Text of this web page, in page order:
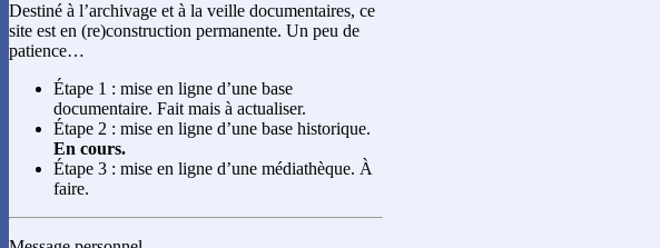
Destiné à l’archivage et à la veille documentaires, ce
site est en (re)construction permanente. Un peu de
patience…
Étape 1 : mise en ligne d’une base
documentaire. Fait mais à actualiser.
Étape 2 : mise en ligne d’une base historique.
En cours.
Étape 3 : mise en ligne d’une médiathèque. À
faire.